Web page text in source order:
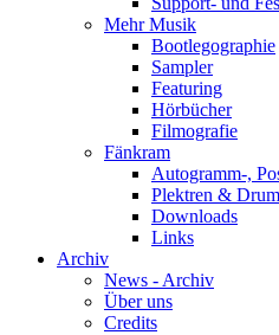
Mehr Musik
Bootlegographie
Sampler
Featuring
Hörbücher
Filmografie
Fänkram
Autogramm-,
Plektren &
Downloads
Links
Archiv
News - Archiv
Über uns
Credits